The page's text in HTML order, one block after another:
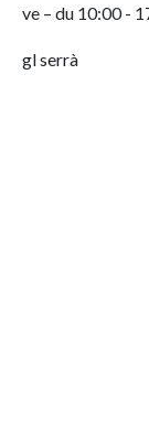
ve – du 10:00 -
glserrà